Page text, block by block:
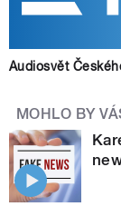
Audiosvět
MOHLO BY